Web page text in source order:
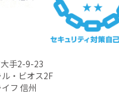
手2-9-23
・ビオス2F
フ 信州